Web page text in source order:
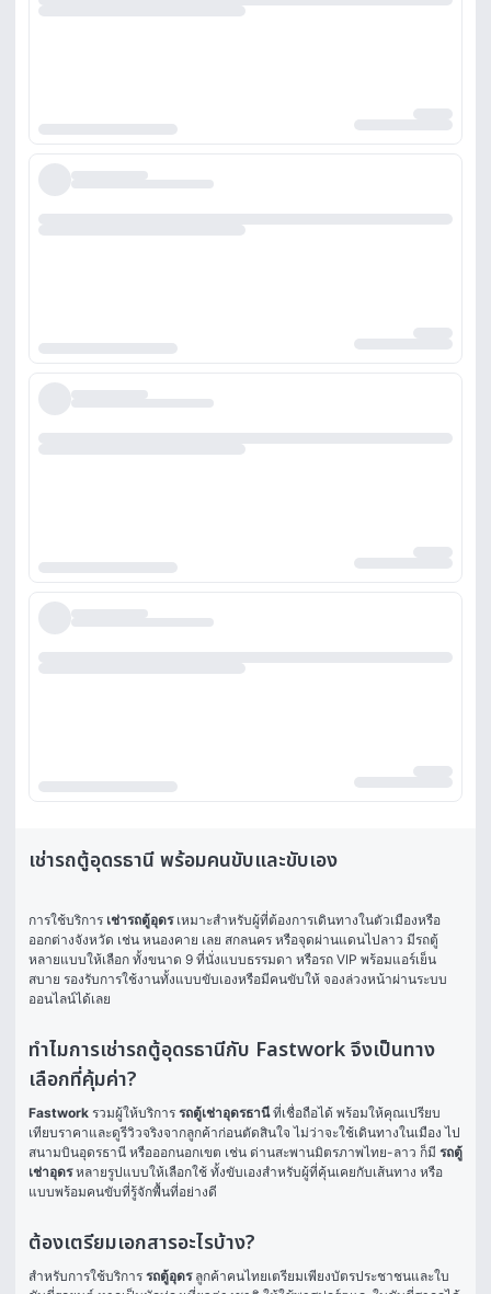
เช่ารถตู้อุดรธานี พร้อมคนขับและขับเอง
การใช้บริการ เช่ารถตู้อุดร เหมาะสำหรับผู้ที่ต้องการเดินทางในตัวเมืองหรือ
ออกต่างจังหวัด เช่น หนองคาย เลย สกลนคร หรือจุดผ่านแดนไปลาว มีรถตู้
หลายแบบให้เลือก ทั้งขนาด 9 ที่นั่งแบบธรรมดา หรือรถ VIP พร้อมแอร์เย็น
สบาย รองรับการใช้งานทั้งแบบขับเองหรือมีคนขับให้ จองล่วงหน้าผ่านระบบ
ออนไลน์ได้เลย
ทำไมการเช่ารถตู้อุดรธานีกับ Fastwork จึงเป็นทาง
เลือกที่คุ้มค่า?
Fastwork รวมผู้ให้บริการ รถตู้เช่าอุดรธานี ที่เชื่อถือได้ พร้อมให้คุณเปรียบ
เทียบราคาและดูรีวิวจริงจากลูกค้าก่อนตัดสินใจ ไม่ว่าจะใช้เดินทางในเมือง ไป
สนามบินอุดรธานี หรือออกนอกเขต เช่น ด่านสะพานมิตรภาพไทย-ลาว ก็มี รถตู้
เช่าอุดร หลายรูปแบบให้เลือกใช้ ทั้งขับเองสำหรับผู้ที่คุ้นเคยกับเส้นทาง หรือ
แบบพร้อมคนขับที่รู้จักพื้นที่อย่างดี
ต้องเตรียมเอกสารอะไรบ้าง?
สำหรับการใช้บริการ รถตู้อุดร ลูกค้าคนไทยเตรียมเพียงบัตรประชาชนและใบ